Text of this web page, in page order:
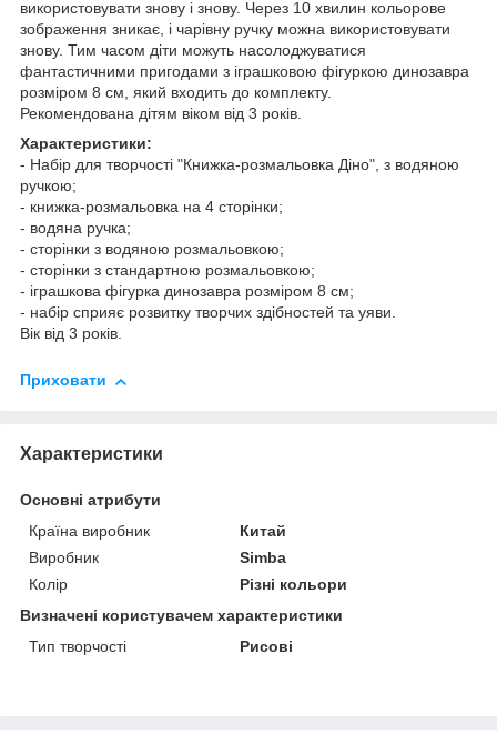
використовувати знову і знову. Через 10 хвилин кольорове
зображення зникає, і чарівну ручку можна використовувати
знову. Тим часом діти можуть насолоджуватися
фантастичними пригодами з іграшковою фігуркою динозавра
розміром 8 см, який входить до комплекту.
Рекомендована дітям віком від 3 років.
Характеристики:
- Набір для творчості "Книжка-розмальовка Діно", з водяною
ручкою;
- книжка-розмальовка на 4 сторінки;
- водяна ручка;
- сторінки з водяною розмальовкою;
- сторінки з стандартною розмальовкою;
- іграшкова фігурка динозавра розміром 8 см;
- набір сприяє розвитку творчих здібностей та уяви.
Вік від 3 років.
Приховати
Характеристики
Основні атрибути
Країна виробник
Китай
Виробник
Sіmba
Колір
Різні кольори
Визначені користувачем характеристики
Тип творчості
Рисові